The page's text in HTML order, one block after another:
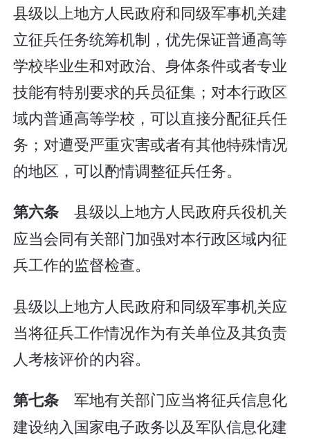
县级以上地方人民政府和同级军事机关建
立征兵任务统筹机制，优先保证普通高等
学校毕业生和对政治、身体条件或者专业
技能有特别要求的兵员征集；对本行政区
域内普通高等学校，可以直接分配征兵任
务；对遭受严重灾害或者有其他特殊情况
的地区，可以酌情调整征兵任务。
第六条 县级以上地方人民政府兵役机关
应当会同有关部门加强对本行政区域内征
兵工作的监督检查。
县级以上地方人民政府和同级军事机关应
当将征兵工作情况作为有关单位及其负责
人考核评价的内容。
第七条 军地有关部门应当将征兵信息化
建设纳入国家电子政务以及军队信息化建